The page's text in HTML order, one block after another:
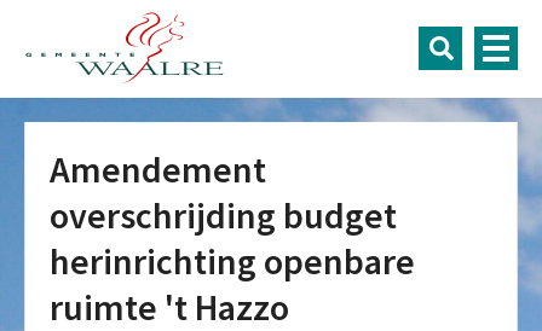
Amendement
overschrijding budget
herinrichting openbare
ruimte 't Hazzo